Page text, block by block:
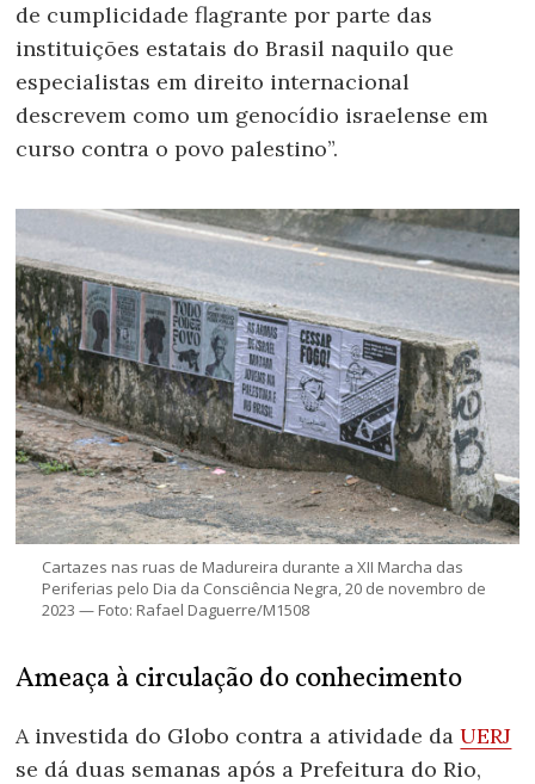
de cumplicidade flagrante por parte das
instituições estatais do Brasil naquilo que
especialistas em direito internacional
descrevem como um genocídio israelense em
curso contra o povo palestino”.
Cartazes nas ruas de Madureira durante a XII Marcha das
Periferias pelo Dia da Consciência Negra, 20 de novembro de
2023 — Foto: Rafael Daguerre/M1508
Ameaça à circulação do conhecimento
A investida do Globo contra a atividade daUERJ
se dá duas semanas após a Prefeitura do Rio,